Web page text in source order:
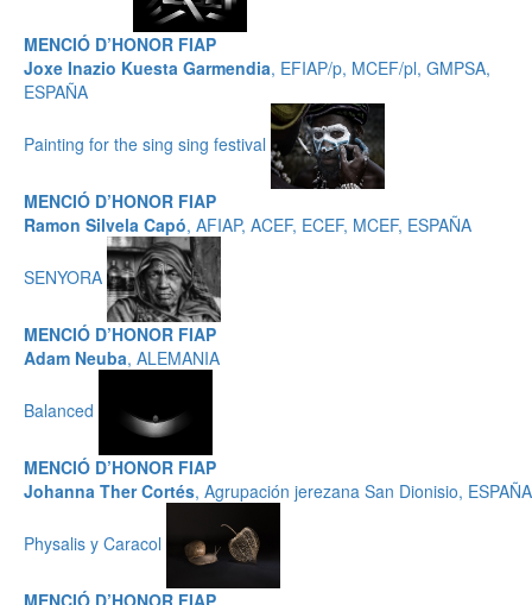
MENCIÓ D’HONOR FIAP
Joxe Inazio Kuesta Garmendia, EFIAP/p, MCEF/pl, GMPSA,
ESPAÑA
Painting for the sing sing festival
MENCIÓ D’HONOR FIAP
Ramon Silvela Capó, AFIAP, ACEF, ECEF, MCEF, ESPAÑA
SENYORA
MENCIÓ D’HONOR FIAP
Adam Neuba, ALEMANIA
Balanced
MENCIÓ D’HONOR FIAP
Johanna Ther Cortés, Agrupación jerezana San Dionisio, ESPAÑA
Physalis y Caracol
MENCIÓ D’HONOR FIAP